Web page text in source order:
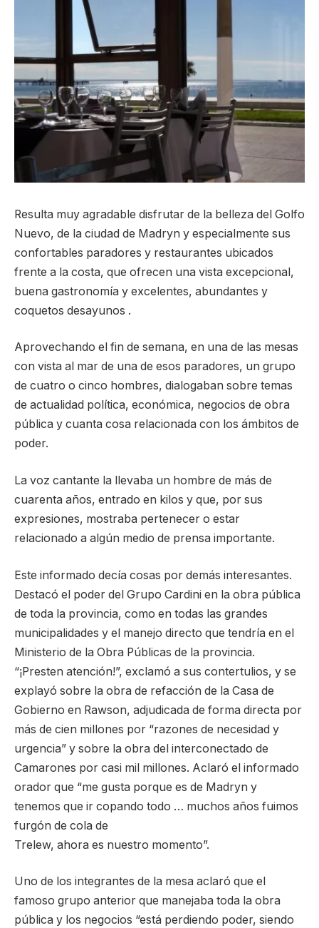
Resulta muy agradable disfrutar de la belleza del Golfo
Nuevo, de la ciudad de Madryn y especialmente sus
confortables paradores y restaurantes ubicados
frente a la costa, que ofrecen una vista excepcional,
buena gastronomía y excelentes, abundantes y
coquetos desayunos .
Aprovechando el fin de semana, en una de las mesas
con vista al mar de una de esos paradores, un grupo
de cuatro o cinco hombres, dialogaban sobre temas
de actualidad política, económica, negocios de obra
pública y cuanta cosa relacionada con los ámbitos de
poder.
La voz cantante la llevaba un hombre de más de
cuarenta años, entrado en kilos y que, por sus
expresiones, mostraba pertenecer o estar
relacionado a algún medio de prensa importante.
Este informado decía cosas por demás interesantes.
Destacó el poder del Grupo Cardini en la obra pública
de toda la provincia, como en todas las grandes
municipalidades y el manejo directo que tendría en el
Ministerio de la Obra Públicas de la provincia.
“¡Presten atención!”, exclamó a sus contertulios, y se
explayó sobre la obra de refacción de la Casa de
Gobierno en Rawson, adjudicada de forma directa por
más de cien millones por “razones de necesidad y
urgencia” y sobre la obra del interconectado de
Camarones por casi mil millones. Aclaró el informado
orador que “me gusta porque es de Madryn y
tenemos que ir copando todo … muchos años fuimos
furgón de cola de
Trelew, ahora es nuestro momento”.
Uno de los integrantes de la mesa aclaró que el
famoso grupo anterior que manejaba toda la obra
pública y los negocios “está perdiendo poder, siendo